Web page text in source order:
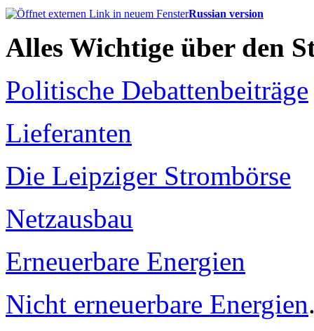
Russian version
Alles Wichtige über den
Politische Debattenbeiträge
Lieferanten
Die Leipziger Strombörse
Netzausbau
Erneuerbare Energien
Nicht erneuerbare Energien